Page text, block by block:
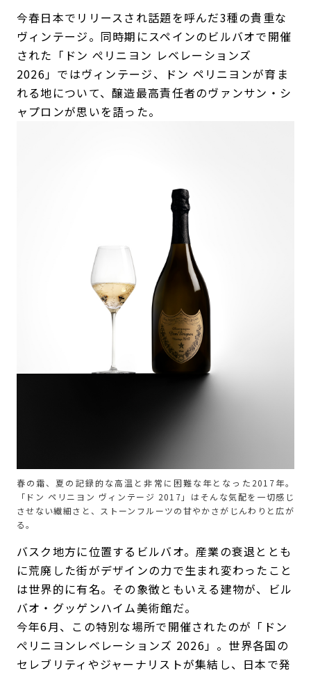
今春日本でリリースされ話題を呼んだ3種の貴重な
ヴィンテージ。同時期にスペインのビルバオで開催
された「ドン ぺリニヨン レベレーションズ
2026」ではヴィンテージ、ドン ペリニヨンが育ま
れる地について、醸造最高責任者のヴァンサン・シ
ャプロンが思いを語った。
春の霜、夏の記録的な高温と非常に困難な年となった2017年。
「ドン ペリニヨン ヴィンテージ 2017」はそんな気配を一切感じ
させない繊細さと、ストーンフルーツの甘やかさがじんわりと広が
る。
バスク地方に位置するビルバオ。産業の衰退ととも
に荒廃した街がデザインの力で生まれ変わったこと
は世界的に有名。その象徴ともいえる建物が、ビル
バオ・グッゲンハイム美術館だ。
今年6月、この特別な場所で開催されたのが「ドン
ぺリニヨンレベレーションズ 2026」。世界各国の
セレブリティやジャーナリストが集結し、日本で発